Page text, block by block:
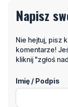
Napisz
Nie hejtuj, pisz
komentarze!
kliknij "zgłoś
Imię / Podpis